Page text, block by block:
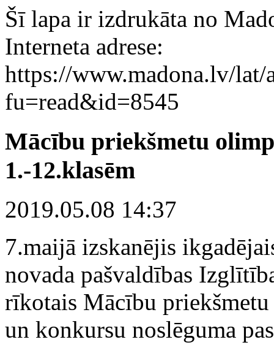
Šī lapa ir izdrukāta no
Interneta adrese:
https://www.madona.lv/lat/
fu=read&id=8545
Mācību priekšmetu
1.-12.klasēm
2019.05.08 14:37
7.maijā izskanējis
novada pašvaldības
rīkotais Mācību
un konkursu noslēguma